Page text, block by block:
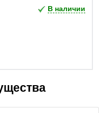
В наличии